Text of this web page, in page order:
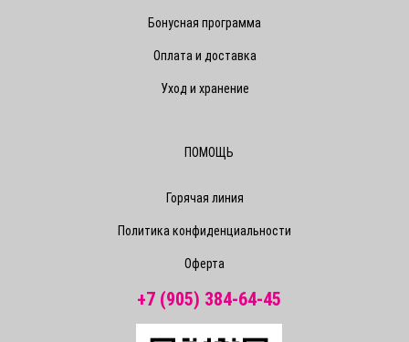
Бонусная программа
Оплата и доставка
Уход и хранение
ПОМОЩЬ
Горячая линия
Политика конфиденциальности
Оферта
+7 (905) 384-64-45